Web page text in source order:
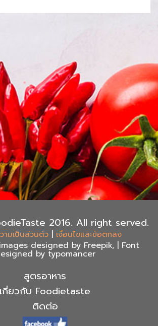
2016. All right served.
ามเป็นส่วนตัว | เงื่อนไขและข้อตกลง
designed by Freepik, | Font
by typomancer
สูตรอาหาร
เกี่ยวกับ Foodietaste
ติดต่อ